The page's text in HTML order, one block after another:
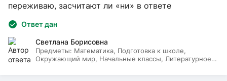
переживаю, засчитают ли «ни» в ответе
Ответ дан
Светлана Борисовна
Предметы: Математика, Подготовка к школе,
Окружающий мир, Начальные классы, Литературное